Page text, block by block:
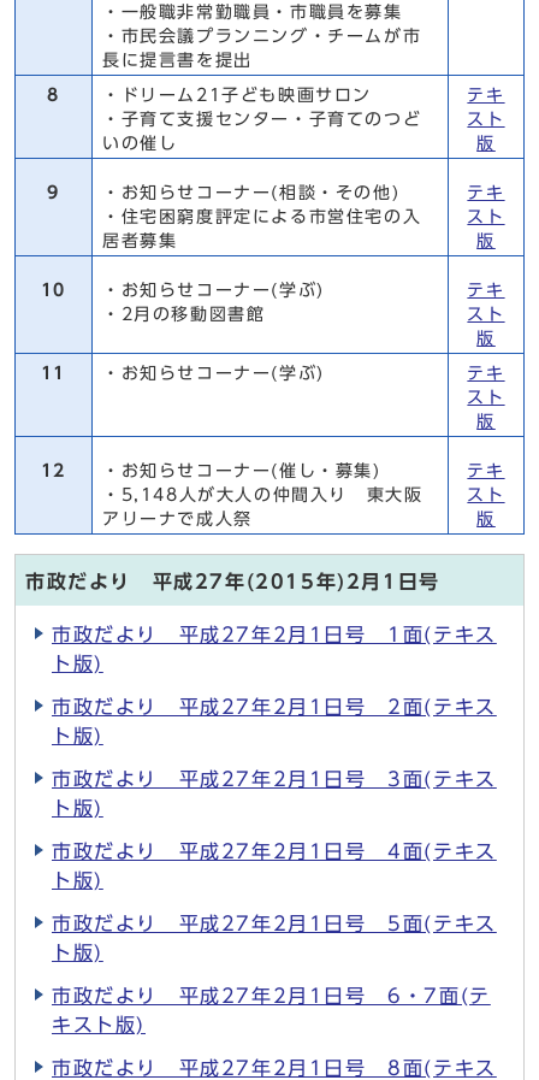
・一般職非常勤職員・市職員を募集
・市民会議プランニング・チームが市
長に提言書を提出
8
・ドリーム21子ども映画サロン
・子育て支援センター・子育てのつど
いの催し
テキ
スト
版
9
・お知らせコーナー(相談・その他)
・住宅困窮度評定による市営住宅の入
居者募集
テキ
スト
版
10
・お知らせコーナー(学ぶ)
・2月の移動図書館
テキ
スト
版
11 ・お知らせコーナー(学ぶ)
テキ
スト
版
12
・お知らせコーナー(催し・募集)
・5,148人が大人の仲間入り 東大阪
アリーナで成人祭
テキ
スト
版
市政だより 平成27年(2015年)2月1日号
市政だより 平成27年2月1日号 1面(テキス
ト版)
市政だより 平成27年2月1日号 2面(テキス
ト版)
市政だより 平成27年2月1日号 3面(テキス
ト版)
市政だより 平成27年2月1日号 4面(テキス
ト版)
市政だより 平成27年2月1日号 5面(テキス
ト版)
市政だより 平成27年2月1日号 6・7面(テ
キスト版)
市政だより 平成27年2月1日号 8面(テキス